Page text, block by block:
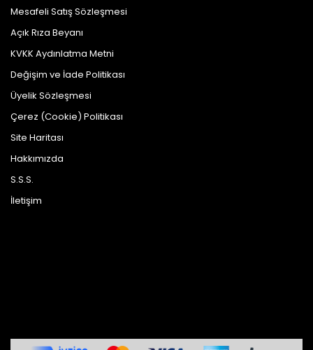
Mesafeli Satış Sözleşmesi
Açık Rıza Beyanı
KVKK Aydınlatma Metni
Değişim ve İade Politikası
Üyelik Sözleşmesi
Çerez (Cookie) Politikası
Site Haritası
Hakkımızda
S.S.S.
İletişim